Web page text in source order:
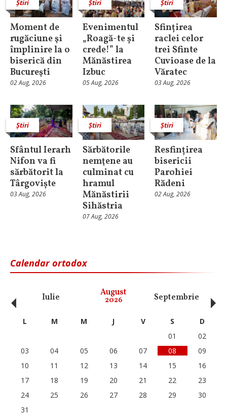
Știri
Moment de
rugăciune şi
împlinire la o
biserică din
Bucureşti
02 Aug, 2026
Știri
Evenimentul
„Roagă-te și
crede!” la
Mănăstirea
Izbuc
05 Aug, 2026
Știri
Sfințirea
raclei celor
trei Sfinte
Cuvioase de la
Văratec
03 Aug, 2026
Știri
Sfântul Ierarh
Nifon va fi
sărbătorit la
Târgoviște
03 Aug, 2026
Știri
Sărbătorile
nemţene au
culminat cu
hramul
Mănăstirii
Sihăstria
07 Aug, 2026
Știri
Resfințirea
bisericii
Parohiei
Rădeni
02 Aug, 2026
Calendar ortodox
Iulie August
2026 Septembrie
‹ L M M J V S
D
01
02
03
04 05 06 07 08
09
10
11 12 13 14 15
16
17
18 19 20 21 22
23
24
25 26 27 28 29
30
31